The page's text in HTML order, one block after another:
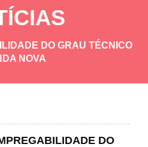
DO GRAU TÉCNICO
NOVA
DO